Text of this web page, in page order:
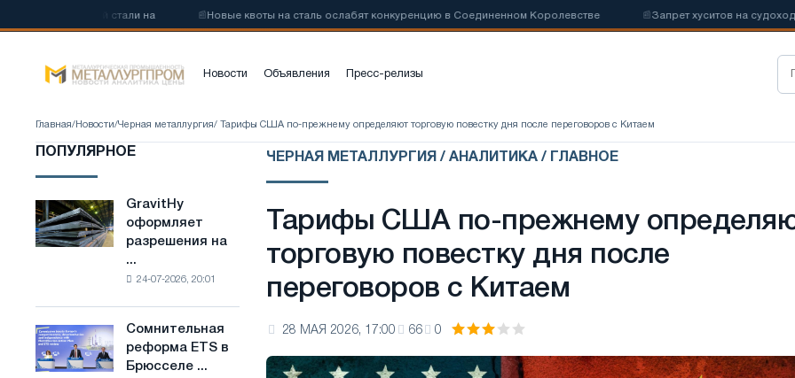
стали на 📰 Новые квоты на сталь ослабят конкуренцию в Соединенном Королевстве 📰 Запрет хуситов на судоходство
Новости Объявления Пресс-релизы
Главная/ Новости/Черная металлургия/ Тарифы США по-прежнему определяют торговую повестку дня после переговоров с Китаем
ПОПУЛЯРНОЕ
GravitHy
оформляет
разрешения
строительство
производству
низкоуглеродистой
GravitHy
оформляет
разрешения на
...
24-07-2026, 20:01
Сомнительная
реформа
ETS
Сомнительная
реформа ETS в
Брюсселе ...
ЧЕРНАЯ МЕТАЛЛУРГИЯ / АНАЛИТИКА / ГЛАВНОЕ
Тарифы США по-прежнему
торговую повестку дня после
переговоров с Китаем
28 МАЯ 2026, 17:00 66 0